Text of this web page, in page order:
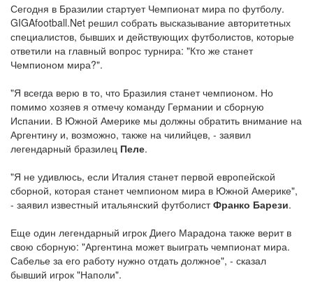
Сегодня в Бразилии стартует Чемпионат мира по футболу.
GIGAfootball.Net решил собрать высказывание авторитетных
специалистов, бывших и действующих футболистов, которые
ответили на главный вопрос турнира: "Кто же станет
Чемпионом мира?".
"Я всегда верю в то, что Бразилия станет чемпионом. Но
помимо хозяев я отмечу команду Германии и сборную
Испании. В Южной Америке мы должны обратить внимание на
Аргентину и, возможно, также на чилийцев, - заявил
легендарный бразилец Пеле.
"Я не удивлюсь, если Италия станет первой европейской
сборной, которая станет чемпионом мира в Южной Америке",
- заявил известный итальянский футболистФранко Барези.
Еще один легендарный игрок Диего Марадона также верит в
свою сборную: "Аргентина может выиграть чемпионат мира.
Сабелье за его работу нужно отдать должное", - сказал
бывший игрок "Наполи".